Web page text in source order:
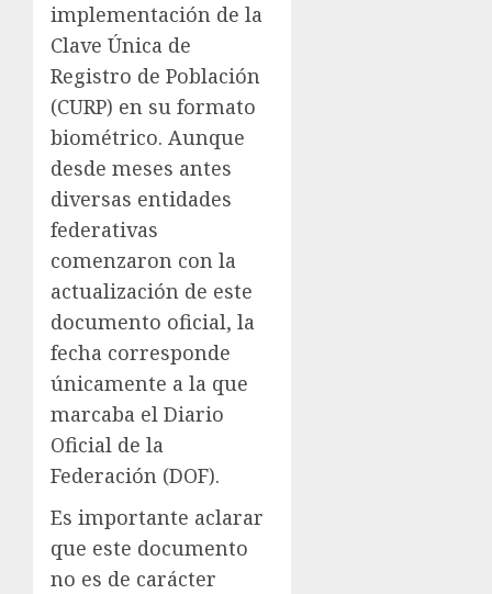
implementación de la
Clave Única de
Registro de Población
(CURP) en su formato
biométrico. Aunque
desde meses antes
diversas entidades
federativas
comenzaron con la
actualización de este
documento oficial, la
fecha corresponde
únicamente a la que
marcaba el Diario
Oficial de la
Federación (DOF).
Es importante aclarar
que este documento
no es de carácter